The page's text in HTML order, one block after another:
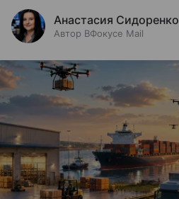
Анастасия Сидоренко
Автор ВФокусе Mail